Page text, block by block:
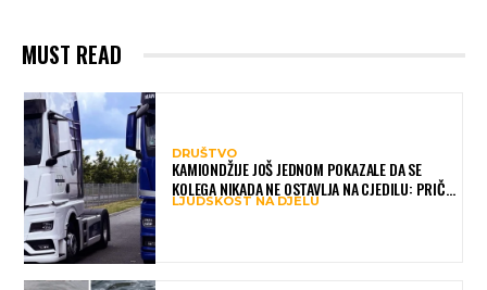
MUST READ
DRUŠTVO
KAMIONDŽIJE JOŠ JEDNOM POKAZALE DA SE
KOLEGA NIKADA NE OSTAVLJA NA CJEDILU: PRIČA
IZ HAMBURGA DIRNULA MNOGE
LJUDSKOST NA DJELU